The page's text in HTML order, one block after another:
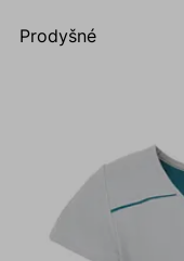
Prodyšné